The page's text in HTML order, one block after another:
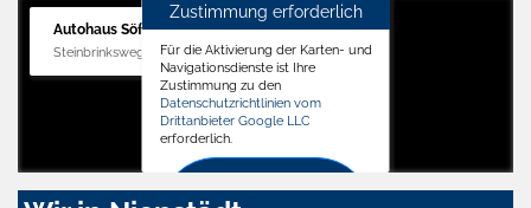
Autohaus Söffker GmbH
Steinbrinksweg 12, 31840 Hessisch Oldendorf
Zustimmung erforderlich
Für die Aktivierung der Karten- und
Navigationsdienste ist Ihre
Zustimmung zu den
Datenschutzrichtlinien vom
Drittanbieter Google LLC
erforderlich.
Zustimmen